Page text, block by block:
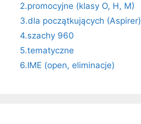
2.promocyjne (klasy O, H, M)
3.dla początkujących (Aspirer)
4.szachy 960
5.tematyczne
6.IME (open, eliminacje)